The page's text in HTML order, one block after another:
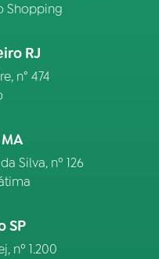
Shopping
RJ
n° 474
Silva, nº 126
SP
nº 1.200